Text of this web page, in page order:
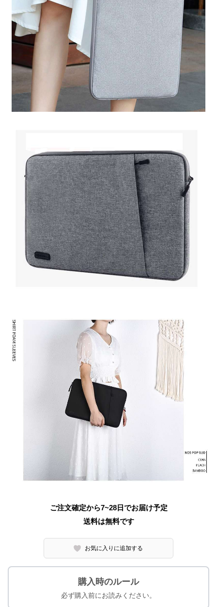
ご注文確定から7~28日でお届け予定
送料は無料です
お気に入りに追加する
購入時のルール
必ず購入前にお読みください。